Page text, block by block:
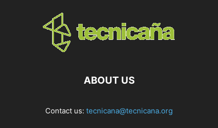
ABOUT US
Contact us: tecnicana@tecnicana.org